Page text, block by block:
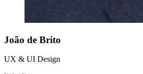
João de Brito
UX & UI Design